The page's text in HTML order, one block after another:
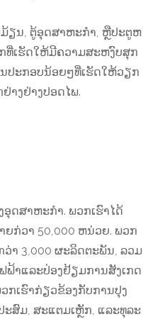
ມ້ຽນ, ຕູ້ອຸດສາຫະກໍາ, ຫຼືປະຕູຫ
ທີ່ເຮັດໃຫ້ມີຄວາມສະຫງົບສຸກ
ປະກອບນ້ອຍໆທີ່ເຮັດໃຫ້ວຽກ
າງຢ່າງປອດໄພ.
ອຸດສາຫະກໍາ. ພວກເຮົາໄດ້
ກ່ວາ 50,000 ຫນ່ວຍ. ພວກ
າ 3,000 ຜະລິດຕະພັນ, ລວມ
ຟ້າແລະປ່ອງຢ້ຽມການສັງເກດ
ກເຮົາກ່ຽວຂ້ອງກັບການປຸງ
ະສົມ, ສະແຕມເຫຼັກ, ແລະທຸລະ